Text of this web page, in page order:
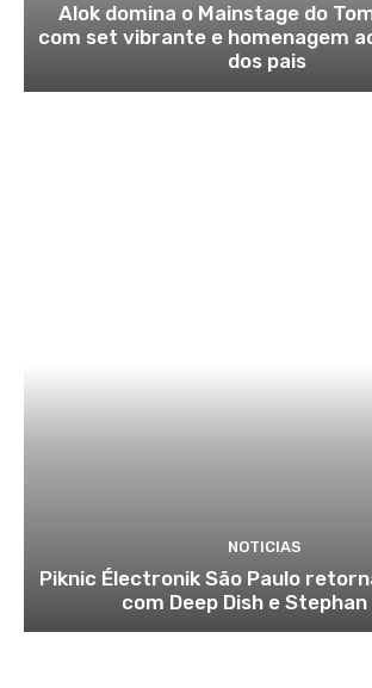
Alok domina o Mainstage do
com set vibrante e homenagem
dos pais
NOTICIAS
Piknic Électronik São Paulo
com Deep Dish e